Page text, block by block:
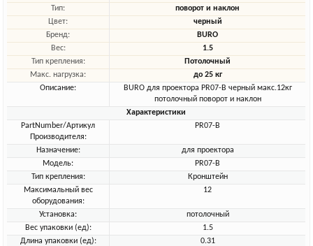
Тип:
поворот и наклон
Цвет:
черный
Бренд:
BURO
Вес:
1.5
Тип крепления:
Потолочный
Макс. нагрузка:
до 25 кг
Описание:
BURO для проектора PR07-B черный макс.12кг
потолочный поворот и наклон
Характеристики
PartNumber/Артикул
Производителя:
PR07-B
Назначение:
для проектора
Модель:
PR07-B
Тип крепления:
Кронштейн
Максимальный вес
оборудования:
12
Установка:
потолочный
Вес упаковки (ед):
1.5
Длина упаковки (ед):
0.31